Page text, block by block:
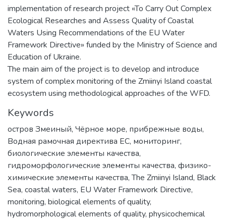
implementation of research project «To Carry Out Complex
Ecological Researches and Assess Quality of Coastal
Waters Using Recommendations of the EU Water
Framework Directive» funded by the Ministry of Science and
Education of Ukraine.
The main aim of the project is to develop and introduce
system of complex monitoring of the Zmiinyi Island coastal
ecosystem using methodological approaches of the WFD.
Keywords
остров Змеиный, Чёрное море, прибрежные воды,
Водная рамочная директива ЕС, мониторинг,
биологические элементы качества,
гидроморфологические элементы качества, физико-
химические элементы качества,The Zmiinyi Island, Black
Sea, coastal waters, EU Water Framework Directive,
monitoring, biological elements of quality,
hydromorphological elements of quality, physicochemical